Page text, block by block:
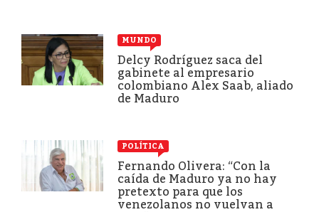
MUNDO
Delcy Rodríguez saca del
gabinete al empresario
colombiano Alex Saab, aliado
de Maduro
POLÍTICA
Fernando Olivera: “Con la
caída de Maduro ya no hay
pretexto para que los
venezolanos no vuelvan a